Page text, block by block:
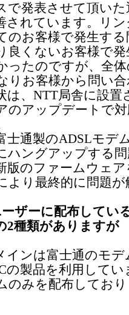
発表させて頂い
されています。リ
のお客様で発生す
良くないお客様で
ったのですが、全
りお客様から問い
は、NTT局舎に設
のアップデートで
通製のADSLモデ
ハングアップする
版のファームウェ
より最終的に問題
ザーに配布してい
2種類がありますが
ンは富士通のモデ
の製品を利用して
のみを配布してお